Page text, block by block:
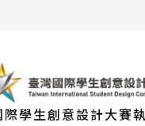
際學生創意設計大賽